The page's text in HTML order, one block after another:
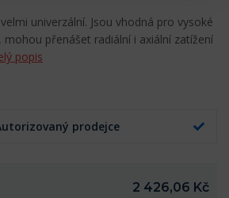
univerzální. Jsou vhodná pro vysoké
mohou přenášet radiální i axiální zatížení
popis
prodejce
2 426,06 Kč